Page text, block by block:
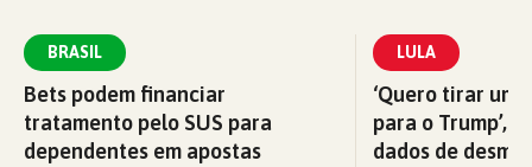
BRASIL
Bets podem financiar
tratamento pelo SUS para
dependentes em apostas
LULA
‘Quero tirar
para o Trump’,
dados de